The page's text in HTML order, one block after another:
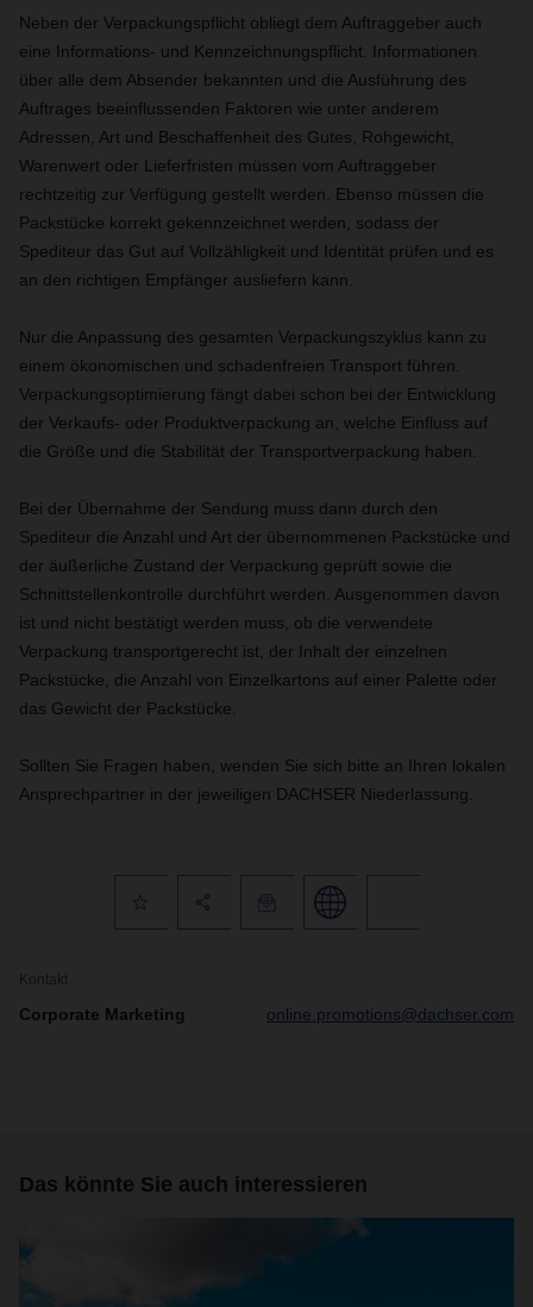
Neben der Verpackungspflicht obliegt dem Auftraggeber auch
eine Informations- und Kennzeichnungspflicht. Informationen
über alle dem Absender bekannten und die Ausführung des
Auftrages beeinflussenden Faktoren wie unter anderem
Adressen, Art und Beschaffenheit des Gutes, Rohgewicht,
Warenwert oder Lieferfristen müssen vom Auftraggeber
rechtzeitig zur Verfügung gestellt werden. Ebenso müssen die
Packstücke korrekt gekennzeichnet werden, sodass der
Spediteur das Gut auf Vollzähligkeit und Identität prüfen und es
an den richtigen Empfänger ausliefern kann.
Nur die Anpassung des gesamten Verpackungszyklus kann zu
einem ökonomischen und schadenfreien Transport führen.
Verpackungsoptimierung fängt dabei schon bei der Entwicklung
der Verkaufs- oder Produktverpackung an, welche Einfluss auf
die Größe und die Stabilität der Transportverpackung haben.
Bei der Übernahme der Sendung muss dann durch den
Spediteur die Anzahl und Art der übernommenen Packstücke und
der äußerliche Zustand der Verpackung geprüft sowie die
Schnittstellenkontrolle durchführt werden. Ausgenommen davon
ist und nicht bestätigt werden muss, ob die verwendete
Verpackung transportgerecht ist, der Inhalt der einzelnen
Packstücke, die Anzahl von Einzelkartons auf einer Palette oder
das Gewicht der Packstücke.
Sollten Sie Fragen haben, wenden Sie sich bitte an Ihren lokalen
Ansprechpartner in der jeweiligen DACHSER Niederlassung.
Kontakt
Corporate Marketing online.promotions@dachser.com
Das könnte Sie auch interessieren